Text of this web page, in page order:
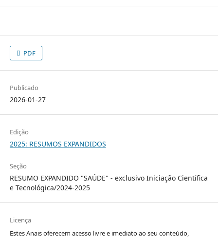
PDF
Publicado
2026-01-27
Edição
2025: RESUMOS EXPANDIDOS
Seção
RESUMO EXPANDIDO "SAÚDE" - exclusivo Iniciação Científica
e Tecnológica/2024-2025
Licença
Estes Anais oferecem acesso livre e imediato ao seu conteúdo,